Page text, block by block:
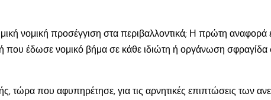
νομική προσέγγιση στα περιβαλλοντικά; Η πρώτη αναφορά
που έδωσε νομικό βήμα σε κάθε ιδιώτη ή οργάνωση
τώρα που αφυπηρέτησε, για τις αρνητικές επιπτώσεις των